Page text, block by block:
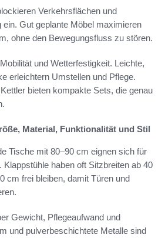
Verkehrsflächen und
Gut geplante Möbel maximieren
ohne den Bewegungsfluss zu stören.
und Wetterfestigkeit. Leichte,
erleichtern Umstellen und Pflege.
bieten kompakte Sets, die genau
Material, Funktionalität und Stil
Tische mit 80–90 cm eignen sich für
haben oft Sitzbreiten ab 40
cm frei bleiben, damit Türen und
Gewicht, Pflegeaufwand und
und pulverbeschichtete Metalle sind